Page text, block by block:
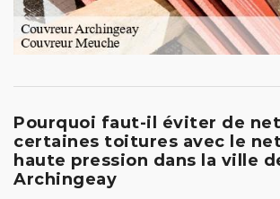
Pourquoi faut-il éviter de
certaines toitures avec le
haute pression dans la ville
Archingeay